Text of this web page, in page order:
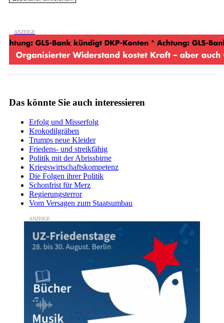
Das könnte Sie auch interessieren
Erfolg und Misserfolg
Krokodilgräben
Trumps neue Kleider
Friedens- und streikfähig
Politik mit der Abrissbirne
Kriegswirtschaftskompetenz
Die Folgen ihrer Politik
Schonfrist für Merz
Regierungsterror
Vom Versagen zum Staatsumbau